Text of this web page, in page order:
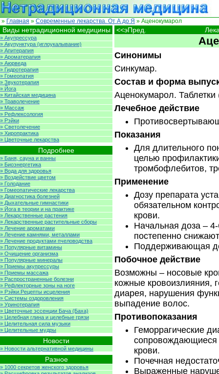
» Главная » Современные лекарства. От А до Я » Аценокумарол
<<эПред.
Синонимы
Синкумар.
Состав и форма
Аценокумарол. Таблетки
Лечебное действие
Показания
Для длительного
целью
тромбофлебитов,
Применение
Дозу препарата
обязательном
крови.
Начальная доза –
постепенно
Поддерживающая
Побочное действие
Возможны – носовые
кожные кровоизлияния,
диарея, нарушения
выпадение волос.
Противопоказания
Геморрагические
сопровождающиеся
крови.
Почечная
Выраженные
Виды нетрадиционной медицины
» Акупрессура
» Акупунктура (иглоукалывание)
» Апитерапия
» Ароматерапия
» Аюрведа
» Гидротерапия
» Гомеопатия
» Звукотерапия
» Йога
» Китайская медицина
» Траволечение
» Массаж
» Рефлексология
» Рэйки
» Светолечение
» Хиропрактика
» Цветочные лекарства
Подробнее
» Баня, сауна и ванны
» Биоэнергетика
» Вода для здоровья
» Воздействие цветом
» Голодание
» Гомеопатические лекарства
» Диагностика болезней
» Дыхательные гимнастики
» Йога в теории и на практике
» Лекарственные растения
» Лекарственные растительные сборы
» Лечение ароматами
» Лечение камнями, металлами
» Лечение продуктами пчеловодства
» Популярные витамины
» Очищение организма
» Популярные минералы
» Приемы акупрессуры
» Приемы массажа
» Распространенные болезни
» Рефлекторные зоны на ноге
» Рэйки.Рецепты исцеления
» Системы оздоровления
» Уринотерапия
» Цветочные эссенции Бача (Баха)
» Целебная глина и целебные грязи
» Целительная сила музыки
» Целительные мудры
Новости
» Новости альтернативной медицины
Разное
» 1000 секретов женского здоровья